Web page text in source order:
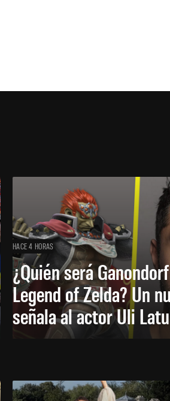
HACE 4 HORAS
¿Quién será
Legend of Zelda? Un
señala al actor Uli